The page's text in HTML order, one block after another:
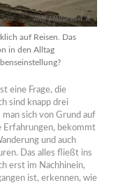
auf Reisen. Das
in den Alltag
eine Frage, die
sind knapp drei
man sich von Grund auf
Erfahrungen, bekommt
und auch
Das alles fließt ins
erst im Nachhinein,
ist, erkennen, wie